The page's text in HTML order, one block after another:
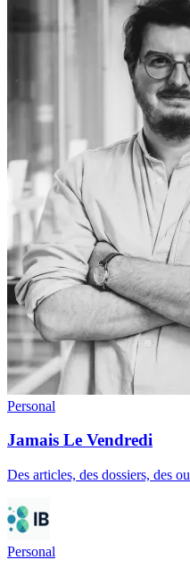
Personal
Jamais Le Vendredi
Des articles, des dossiers, des
Personal